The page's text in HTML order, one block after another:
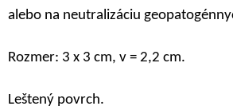
alebo na neutralizáciu
Rozmer: 3 x 3 cm, v = 2,2 cm.
Leštený povrch.